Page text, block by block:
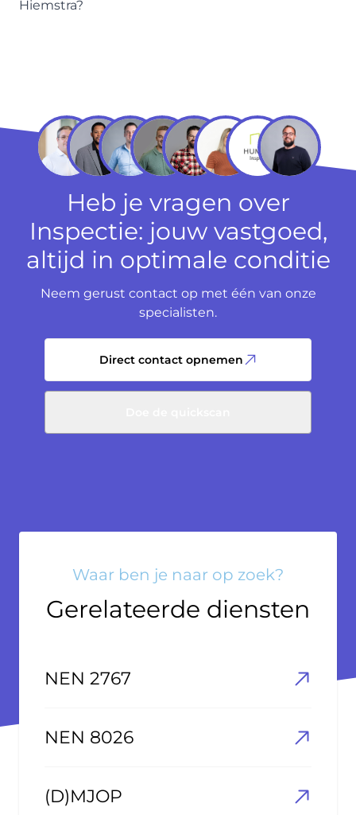
Hiemstra?
Heb je vragen over
Inspectie: jouw vastgoed,
altijd in optimale conditie
Neem gerust contact op met één van onze
specialisten.
Direct contact opnemen
Waar ben je naar op zoek?
Gerelateerde diensten
NEN 2767
NEN 8026
(D)MJOP